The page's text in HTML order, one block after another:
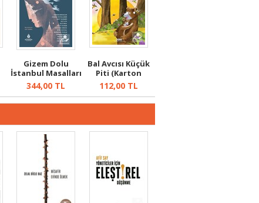
Gizem Dolu
İstanbul Masalları
344,00 TL
Bal Avcısı Küçük
Piti (Karton
Kapak)
112,00 TL